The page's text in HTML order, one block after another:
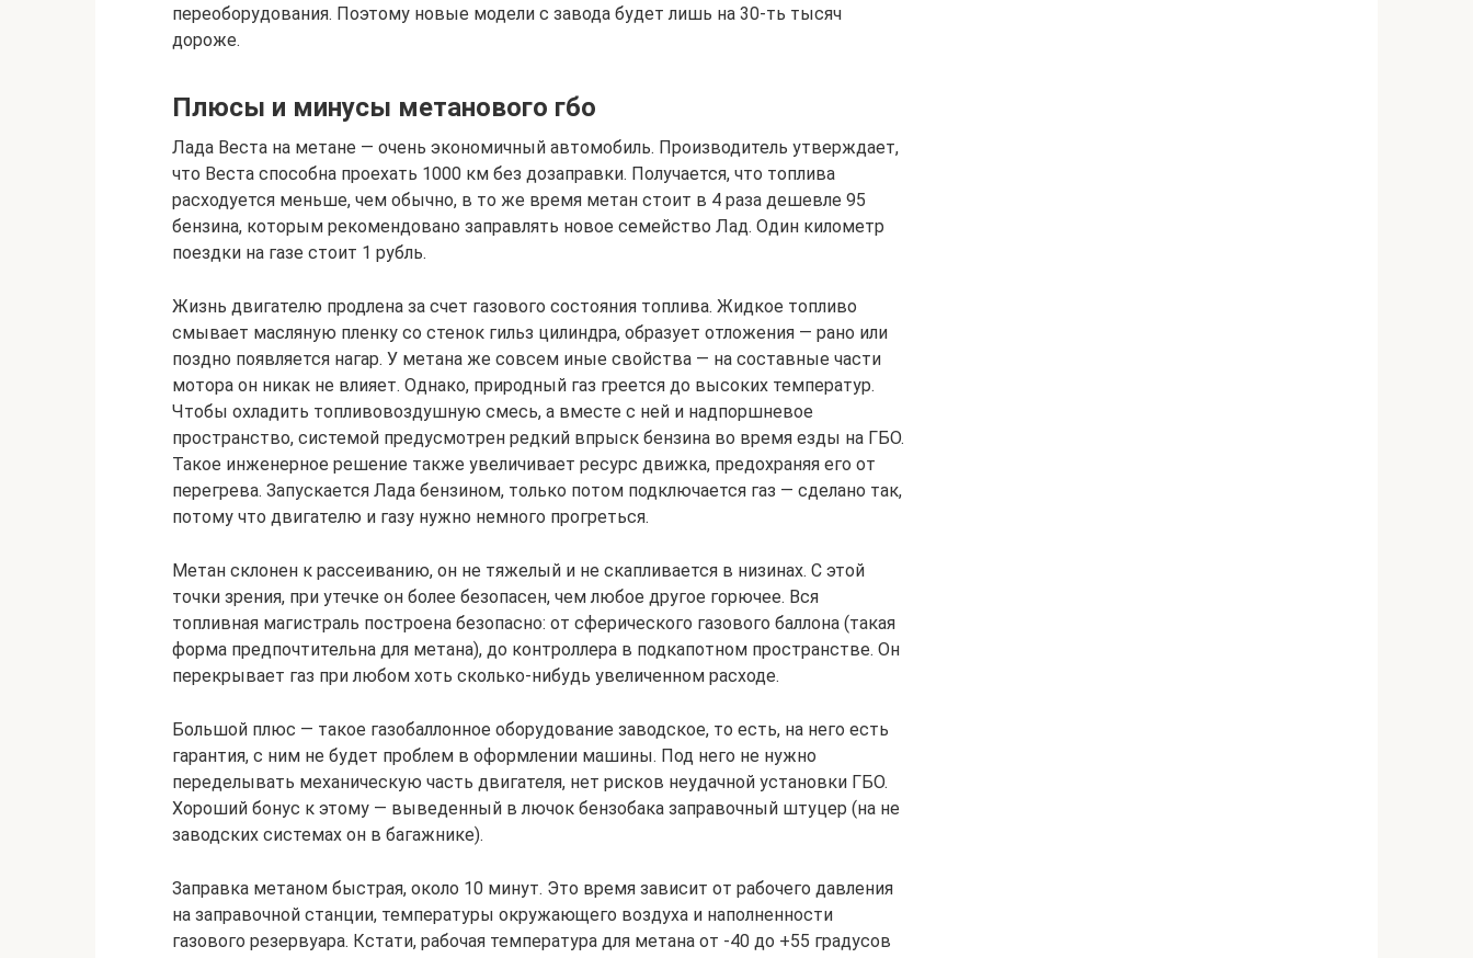
переоборудования. Поэтому новые модели с завода будет лишь на 30-ть тысяч
дороже.
Плюсы и минусы метанового гбо
Лада Веста на метане — очень экономичный автомобиль. Производитель утверждает,
что Веста способна проехать 1000 км без дозаправки. Получается, что топлива
расходуется меньше, чем обычно, в то же время метан стоит в 4 раза дешевле 95
бензина, которым рекомендовано заправлять новое семейство Лад. Один километр
поездки на газе стоит 1 рубль.
Жизнь двигателю продлена за счет газового состояния топлива. Жидкое топливо
смывает масляную пленку со стенок гильз цилиндра, образует отложения — рано или
поздно появляется нагар. У метана же совсем иные свойства — на составные части
мотора он никак не влияет. Однако, природный газ греется до высоких температур.
Чтобы охладить топливовоздушную смесь, а вместе с ней и надпоршневое
пространство, системой предусмотрен редкий впрыск бензина во время езды на ГБО.
Такое инженерное решение также увеличивает ресурс движка, предохраняя его от
перегрева. Запускается Лада бензином, только потом подключается газ — сделано так,
потому что двигателю и газу нужно немного прогреться.
Метан склонен к рассеиванию, он не тяжелый и не скапливается в низинах. С этой
точки зрения, при утечке он более безопасен, чем любое другое горючее. Вся
топливная магистраль построена безопасно: от сферического газового баллона (такая
форма предпочтительна для метана), до контроллера в подкапотном пространстве. Он
перекрывает газ при любом хоть сколько-нибудь увеличенном расходе.
Большой плюс — такое газобаллонное оборудование заводское, то есть, на него есть
гарантия, с ним не будет проблем в оформлении машины. Под него не нужно
переделывать механическую часть двигателя, нет рисков неудачной установки ГБО.
Хороший бонус к этому — выведенный в лючок бензобака заправочный штуцер (на не
заводских системах он в багажнике).
Заправка метаном быстрая, около 10 минут. Это время зависит от рабочего давления
на заправочной станции, температуры окружающего воздуха и наполненности
газового резервуара. Кстати, рабочая температура для метана от -40 до +55 градусов